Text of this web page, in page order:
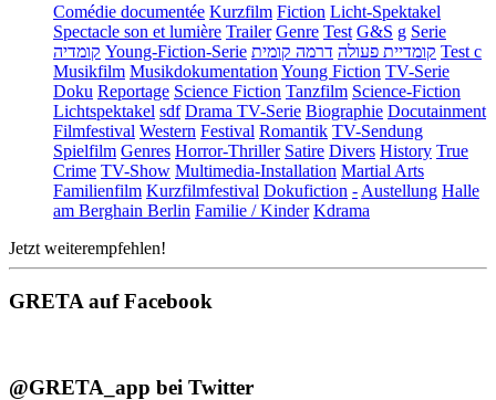
Comédie documentée Kurzfilm Fiction Licht-Spektakel
Spectacle son et lumière Trailer Genre Test G&S g Serie
קומדיה Young-Fiction-Serie קומדיית פעולה דרמה קומית
Test c
Musikfilm Musikdokumentation Young Fiction TV-Serie
Doku Reportage Science Fiction Tanzfilm Science-Fiction
Lichtspektakel sdf Drama TV-Serie Biographie Docutainment
Filmfestival Western Festival Romantik TV-Sendung
Spielfilm Genres Horror-Thriller Satire Divers History True
Crime TV-Show Multimedia-Installation Martial Arts
Familienfilm Kurzfilmfestival Dokufiction - Austellung Halle
am Berghain Berlin Familie / Kinder Kdrama
Jetzt weiterempfehlen!
GRETA auf Facebook
@GRETA_app bei Twitter